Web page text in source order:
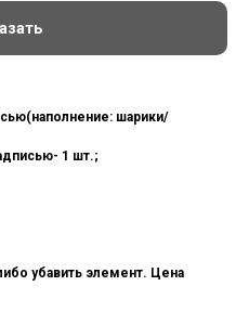
шарики/
1 шт.;
убавить элемент. Цена